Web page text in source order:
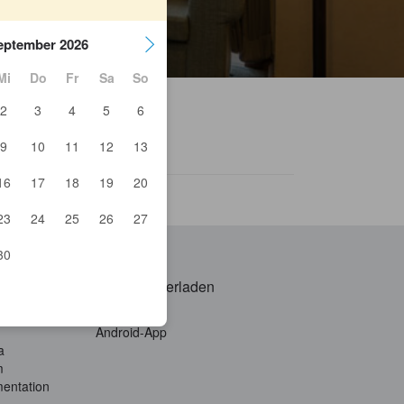
2026
Do Fr Sa
So
2 3 4 5
6
9 10 11 12
13
17 18 19
20
24 25 26
27
Cameron Toll Shopping Center
App herunterladen
Android-App